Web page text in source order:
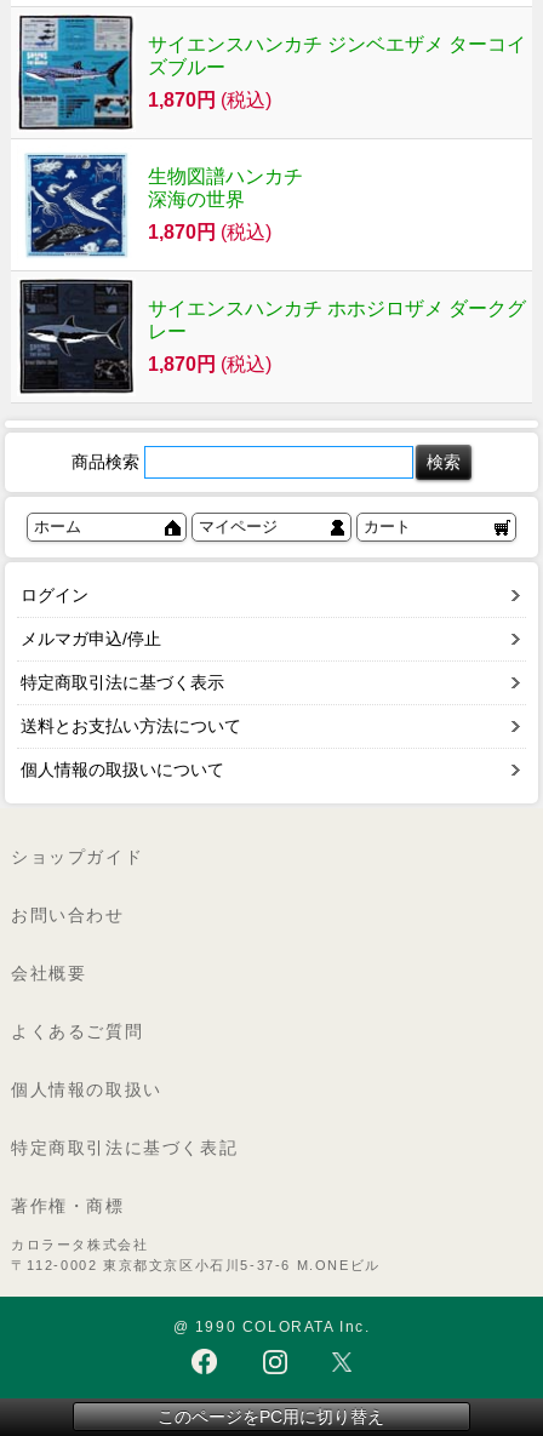
サイエンスハンカチ ジンベエザメ ターコイ
ズブルー
1,870円 (税込)
生物図譜ハンカチ
深海の世界
1,870円 (税込)
サイエンスハンカチ ホホジロザメ ダークグ
レー
1,870円 (税込)
商品検索
ホーム マイページ カート
ログイン
メルマガ申込/停止
特定商取引法に基づく表示
送料とお支払い方法について
個人情報の取扱いについて
ショップガイド
お問い合わせ
会社概要
よくあるご質問
個人情報の取扱い
特定商取引法に基づく表記
著作権・商標
カロラータ株式会社
〒112-0002 東京都文京区小石川5-37-6 M.ONEビル
@ 1990 COLORATA Inc.
このページをPC用に切り替え